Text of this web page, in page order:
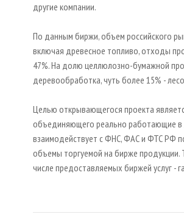
другие компании.
По данным биржи, объем российского
включая древесное топливо, отходы
47%. На долю целлюлозно-бумажной
деревообработка, чуть более 15% -
Целью открывающегося проекта
объединяющего реально работающие в
взаимодействует с ФНС, ФАС и ФТС РФ
объемы торгуемой на бирже продукции.
числе предоставляемых биржей услуг -